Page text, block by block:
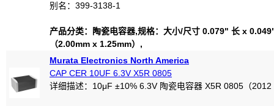
别名：399-3138-1
产品分类：陶瓷电容器,规格：大小/尺寸 0.079" 长 x
（2.00mm x 1.25mm）,
Murata Electronics North America
CAP CER 10UF 6.3V X5R 0805
详细描述：10μF ±10% 6.3V 陶瓷电容器 X5R 0805（2012